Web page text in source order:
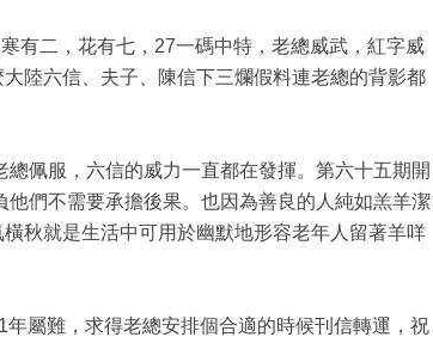
有二，花有七，27一碼中特，老總威武，紅字威
陸六信、夫子、陳信下三爛假料連老總的背影都
佩服，六信的威力一直都在發揮。第六十五期開
們不需要承擔後果。也因為善良的人純如羔羊潔
秋就是生活中可用於幽默地形容老年人留著羊咩
年屬難，求得老總安排個合適的時候刊信轉運，祝